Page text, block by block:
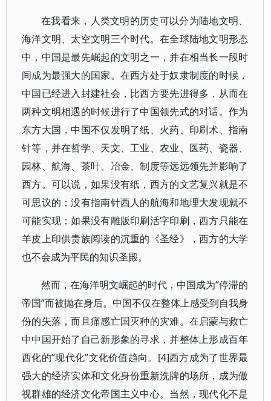
在我看来，人类文明的历史可以分为陆地文明、
海洋文明、太空文明三个时代。在全球陆地文明形态
中，中国是最先崛起的文明之一，并在相当长一段时
间成为最强大的国家。在西方处于奴隶制度的时候，
中国已经进入封建社会，比西方要先进得多，从而在
两种文明相遇的时候进行了中国领先式的对话。作为
东方大国，中国不仅发明了纸、火药、印刷术、指南
针等，并在哲学、天文、工业、农业、医药、瓷器、
园林、航海、茶叶、冶金、制度等远远领先并影响了
西方。可以说，如果没有纸，西方的文艺复兴就是不
可思议的；没有指南针西人的航海和地理大发现就不
可能实现；如果没有雕版印刷活字印刷，西方只能在
羊皮上印供贵族阅读的沉重的《圣经》，西方的大学
也不会成为平民的知识圣殿。
然而，在海洋明文崛起的时代，中国成为“停滞的
帝国”而被抛在身后。中国不仅在整体上感受到自我身
份的失落，而且痛感亡国灭种的灾难。在启蒙与救亡
中中国开始了自己新形象的寻求，并整体上形成百年
西化的“现代化”文化价值趋向。[4]西方成为了世界最
强大的经济实体和文化身份重新洗牌的场所，成为傲
视群雄的经济文化帝国主义中心。当然，现代化不是